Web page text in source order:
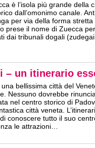
è l’isola più grande della
dall’omonimo canale.
per via della forma
prese il nome di Zuecca
dai tribunali dogali
– un itinerario
bellissima città del
Nessuno dovrebbe
nel centro storico di
città veneta.
conoscere tutto il suo
le attrazioni…